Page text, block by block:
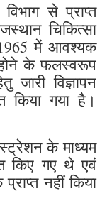
से प्राप्त
चिकित्सा
में आवश्यक
होने के फलस्वरूप
जारी विज्ञापन
किया गया है।
के माध्यम
किए गए थे एवं
नहीं किया